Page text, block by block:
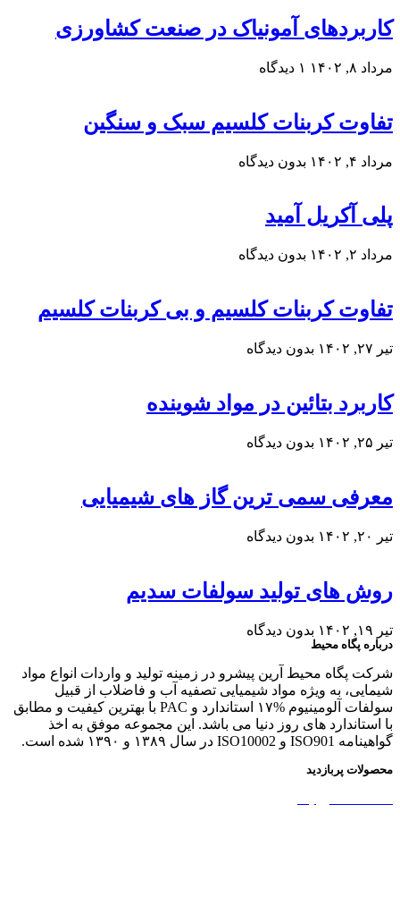
کاربردهای آمونیاک در صنعت کشاورزی
مرداد ۸, ۱۴۰۲ ۱ دیدگاه
تفاوت کربنات کلسیم سبک و سنگین
مرداد ۴, ۱۴۰۲ بدون دیدگاه
پلی آکریل آمید
مرداد ۲, ۱۴۰۲ بدون دیدگاه
تفاوت کربنات کلسیم و بی کربنات کلسیم
تیر ۲۷, ۱۴۰۲ بدون دیدگاه
کاربرد بتائین در مواد شوینده
تیر ۲۵, ۱۴۰۲ بدون دیدگاه
معرفی سمی ترین گاز های شیمیایی
تیر ۲۰, ۱۴۰۲ بدون دیدگاه
روش های تولید سولفات سدیم
تیر ۱۹, ۱۴۰۲ بدون دیدگاه
درباره پگاه محیط
شرکت پگاه محیط آرین پیشرو در زمینه تولید و واردات انواع مواد
شیمایی، به ویژه مواد شیمیایی تصفیه آب و فاضلاب از قبیل
سولفات آلومینیوم %۱۷ استاندارد و PAC با بهترین کیفیت و مطابق
با استاندارد های روز دنیا می باشد. این مجموعه موفق به اخذ
گواهینامه ISO901 و ISO10002 در سال ۱۳۸۹ و ۱۳۹۰ شده است.
محصولات پربازدید